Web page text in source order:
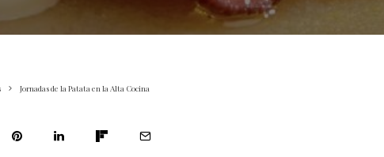
Jornadas de la Patata en la Alta Cocina